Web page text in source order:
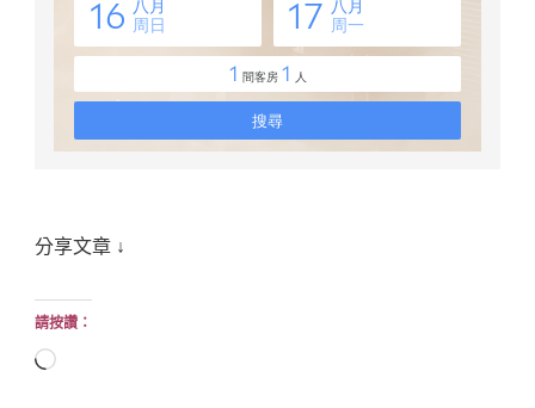
分享文章 ↓
請按讚：
正